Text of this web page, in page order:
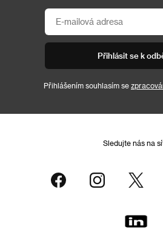
Přihlásit se k
Přihlášením souhlasím se
Sledujte nás na